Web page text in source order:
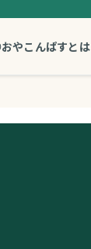
おやこんぱすとは